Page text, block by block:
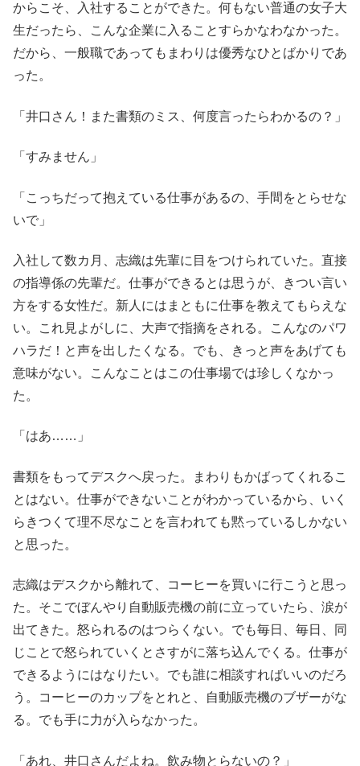
からこそ、入社することができた。何もない普通の女子大
生だったら、こんな企業に入ることすらかなわなかった。
だから、一般職であってもまわりは優秀なひとばかりであ
った。
「井口さん！また書類のミス、何度言ったらわかるの？」
「すみません」
「こっちだって抱えている仕事があるの、手間をとらせな
いで」
入社して数カ月、志織は先輩に目をつけられていた。直接
の指導係の先輩だ。仕事ができるとは思うが、きつい言い
方をする女性だ。新人にはまともに仕事を教えてもらえな
い。これ見よがしに、大声で指摘をされる。こんなのパワ
ハラだ！と声を出したくなる。でも、きっと声をあげても
意味がない。こんなことはこの仕事場では珍しくなかっ
た。
「はあ……」
書類をもってデスクへ戻った。まわりもかばってくれるこ
とはない。仕事ができないことがわかっているから、いく
らきつくて理不尽なことを言われても黙っているしかない
と思った。
志織はデスクから離れて、コーヒーを買いに行こうと思っ
た。そこでぼんやり自動販売機の前に立っていたら、涙が
出てきた。怒られるのはつらくない。でも毎日、毎日、同
じことで怒られていくとさすがに落ち込んでくる。仕事が
できるようにはなりたい。でも誰に相談すればいいのだろ
う。コーヒーのカップをとれと、自動販売機のブザーがな
る。でも手に力が入らなかった。
「あれ、井口さんだよね。飲み物とらないの？」